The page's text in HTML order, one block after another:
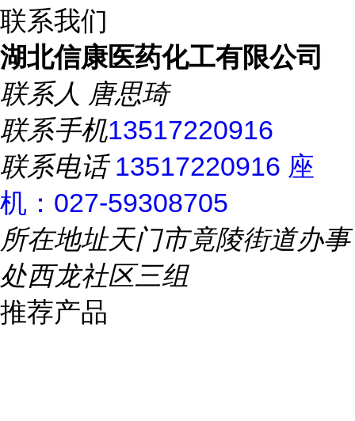
联系我们
湖北信康医药化工有限公司
联系人 唐思琦
联系手机13517220916
联系电话13517220916 座
机：027-59308705
所在地址天门市竟陵街道办事
处西龙社区三组
推荐产品